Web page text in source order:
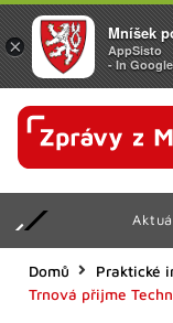
Domů
Praktické
Trnová přijme
×
Mníšek
AppSisto
- In